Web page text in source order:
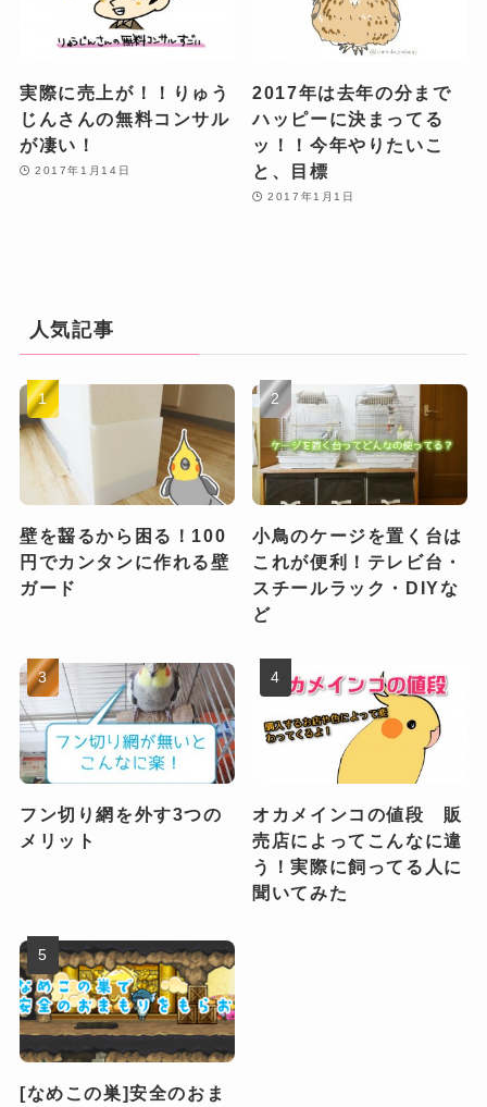
実際に売上が！！りゅう
じんさんの無料コンサル
が凄い！
2017年1月14日
2017年は去年の分まで
ハッピーに決まってる
ッ！！今年やりたいこ
と、目標
2017年1月1日
人気記事
壁を齧るから困る！100
円でカンタンに作れる壁
ガード
小鳥のケージを置く台は
これが便利！テレビ台・
スチールラック・DIYな
ど
フン切り網を外す3つの
メリット
オカメインコの値段 販
売店によってこんなに違
う！実際に飼ってる人に
聞いてみた
[なめこの巣]安全のおま